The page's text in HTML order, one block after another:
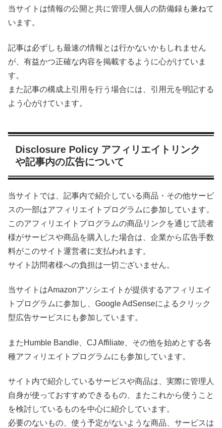
当サイトは情報の公開と共に管理人個人の防備録も兼ねて
います。
記事は必ずしも最速の情報とは行かないかもしれません
が、有益かつ正確な内容を掲載するように心がけていま
す。
また記事の構成上引用を行う場合には、引用元を明記する
よう心がけています。
Disclosure Policy アフィリエイトリンク
や記事内の広告について
当サイトでは、記事内で紹介している商品・その他サービ
スの一部はアフィリエイトプログラムに参加しています。
このアフィリエイトプログラムの商品リンクを通じて読者
様がサービスや商品を購入した場合は、企業から広告手数
料がこのサイト運営者に支払われます。
サイト訪問者様への負担は一切ございません。
当サイトはAmazonアソシエイトが提供するアフィリエイ
トプログラムに参加し、Google AdSenseによるクリック
型広告サービスにも参加しています。
またHumble Bandle、CJ Affiliate、その他を始めとする各
種アフィリエイトプログラムにも参加しています。
サイト内で紹介しているサービスや商品は、実際に管理人
自身が使っておすすめできるもの、またこれから使うこと
を検討しているものを中心に紹介しています。
必要のないもの、使う予定がないような商品、サービスは